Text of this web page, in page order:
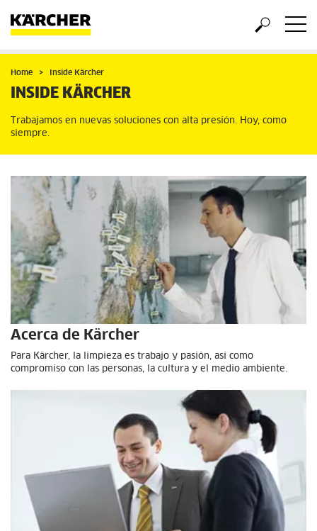
Home Inside Kärcher
INSIDE KÄRCHER
Trabajamos en nuevas soluciones con alta presión. Hoy, como
siempre.
Acerca de Kärcher
Para Kärcher, la limpieza es trabajo y pasión, así como
compromiso con las personas, la cultura y el medio ambiente.